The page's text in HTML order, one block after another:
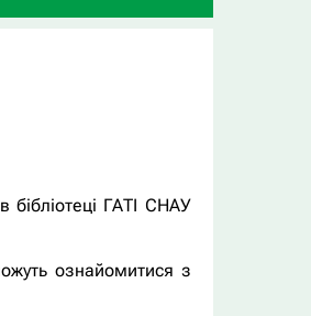
ГАТІ СНАУ
ознайомитися з